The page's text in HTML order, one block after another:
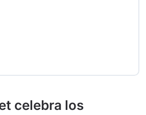
celebra los